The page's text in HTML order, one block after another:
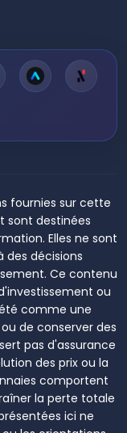
fournies sur cette
sont destinées
Elles ne sont
des décisions
Ce contenu
ou
comme une
de conserver des
pas d'assurance
des prix ou la
comportent
la perte totale
ici ne